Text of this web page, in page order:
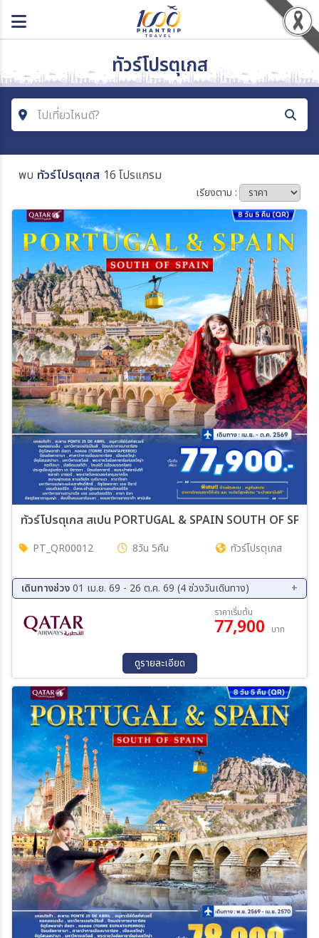
ทัวร์โปรตุเกส
ไปเที่ยวไหนดี?
ค้นหาโปรแกรมทัวร์
ประเทศ
เมือง
สายการบิน
ตั้งแต่วันที่
ถึงวันที่
เฉพาะเดือน
เฉพาะเทศกาล
ค้นหา
พบ ทัวร์โปรตุเกส 16 โปรแกรม
เรียงตาม :
ทัวร์โปรตุเกส สเปน PORTUGAL & SPAIN SOUTH OF
PT_QR00012 8วัน 5คืน ทัวร์โปรตุเกส
เดินทางช่วง01 เม.ย. 69 - 26 ต.ค. 69 (4 ช่วงวันเดินทาง)
21 ก.ย. 69 - 28 ก.ย. 69
13 ต.ค. 69 - 20 ต.ค. 69
19 ต.ค. 69 - 26 ต.ค. 69
ราคาเริ่มต้น
77,900 บาท
ดูรายละเอียด